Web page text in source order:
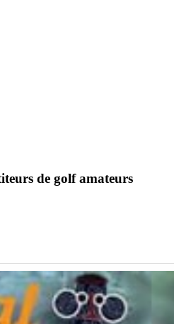
de golf amateurs